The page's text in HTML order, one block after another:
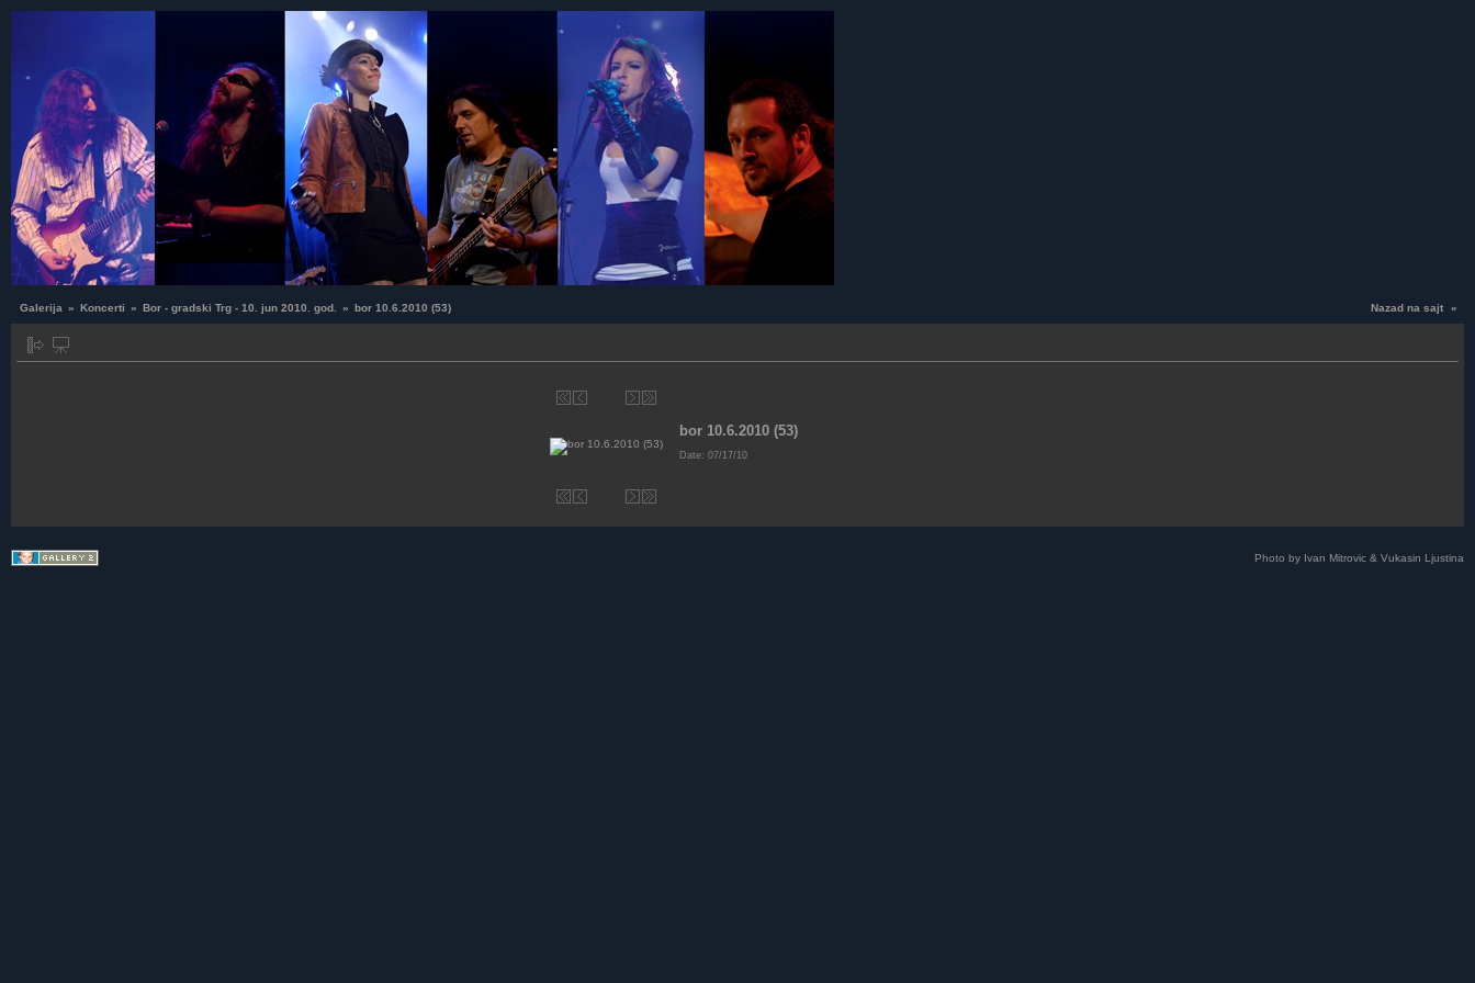
Nazad na sajt «
Galerija » Koncerti » Bor - gradski Trg - 10. jun 2010. god. » bor 10.6.2010 (53)
bor 10.6.2010 (53)
Date: 07/17/10
Photo by Ivan Mitrovic & Vukasin Ljustina